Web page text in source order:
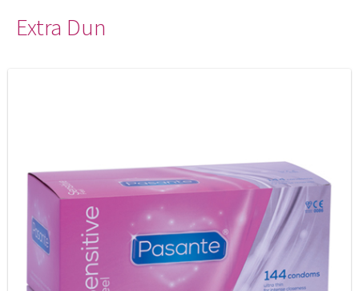
Extra Dun